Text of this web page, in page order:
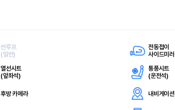
썬루프
(일반)
전동접이
사이드미러
열선시트
(앞좌석)
통풍시트
(운전석)
후방 카메라 내비게이션